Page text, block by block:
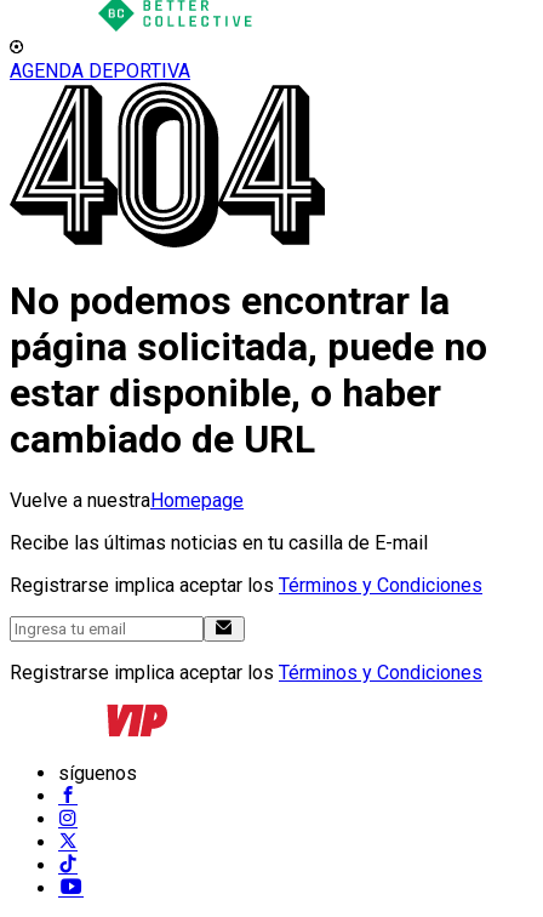
AGENDA DEPORTIVA
No podemos encontrar la
página solicitada, puede no
estar disponible, o haber
cambiado de URL
Vuelve a nuestraHomepage
Recibe las últimas noticias en tu casilla de E-mail
Registrarse implica aceptar los Términos y Condiciones
Registrarse implica aceptar los Términos y Condiciones
síguenos